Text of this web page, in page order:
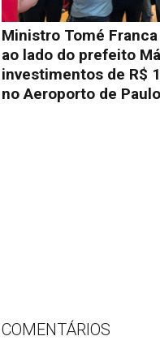
Ministro Tomé
ao lado do prefeito
investimentos de R$
no Aeroporto de
COMENTÁRIOS